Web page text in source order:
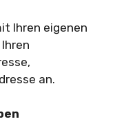
Ihren eigenen
an.